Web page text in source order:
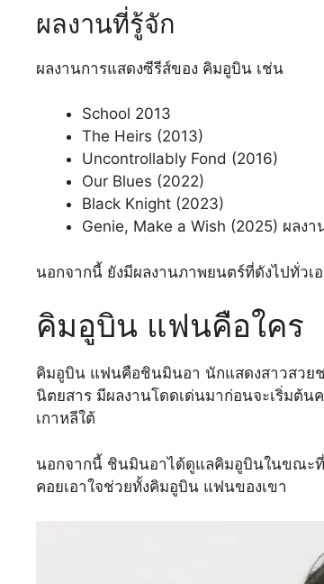
ผลงานที่รู้จัก
ผลงานการแสดงซีรีส์ของ คิมอูบิน เช่น
School 2013
The Heirs (2013)
Uncontrollably Fond (2016)
Our Blues (2022)
Black Knight (2023)
Genie, Make a Wish (2025) ผลง
นอกจากนี้ ยังมีผลงานภาพยนตร์ที่ดังไปทั่วเ
คิมอูบิน แฟนคือใคร
คิมอูบิน แฟนคือชินมินอา นักแสดงสาวสวยช
นิตยสาร มีผลงานโดดเด่นมาก่อนจะเริ่มต้
เกาหลีใต้
นอกจากนี้ ชินมินอาได้ดูแลคิมอูบินในขณะที่
คอยเอาใจช่วยทั้งคิมอูบิน แฟนของเขา